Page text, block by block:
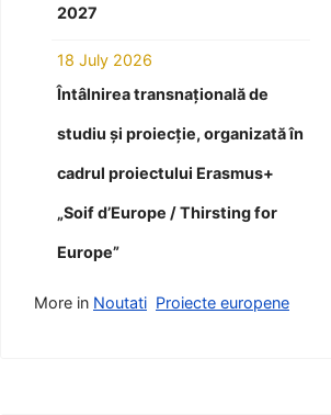
2027
18 July 2026
Întâlnirea transnațională de
studiu și proiecție, organizată în
cadrul proiectului Erasmus+
„Soif d’Europe / Thirsting for
Europe”
More in Noutati Proiecte europene